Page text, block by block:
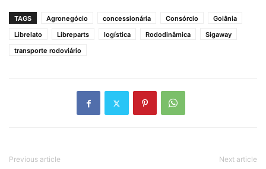
TAGS Agronegócio concessionária Consórcio
Goiânia
Librelato
Libreparts logística Rododinâmica
Sigaway
transporte rodoviário
Previous article Next article